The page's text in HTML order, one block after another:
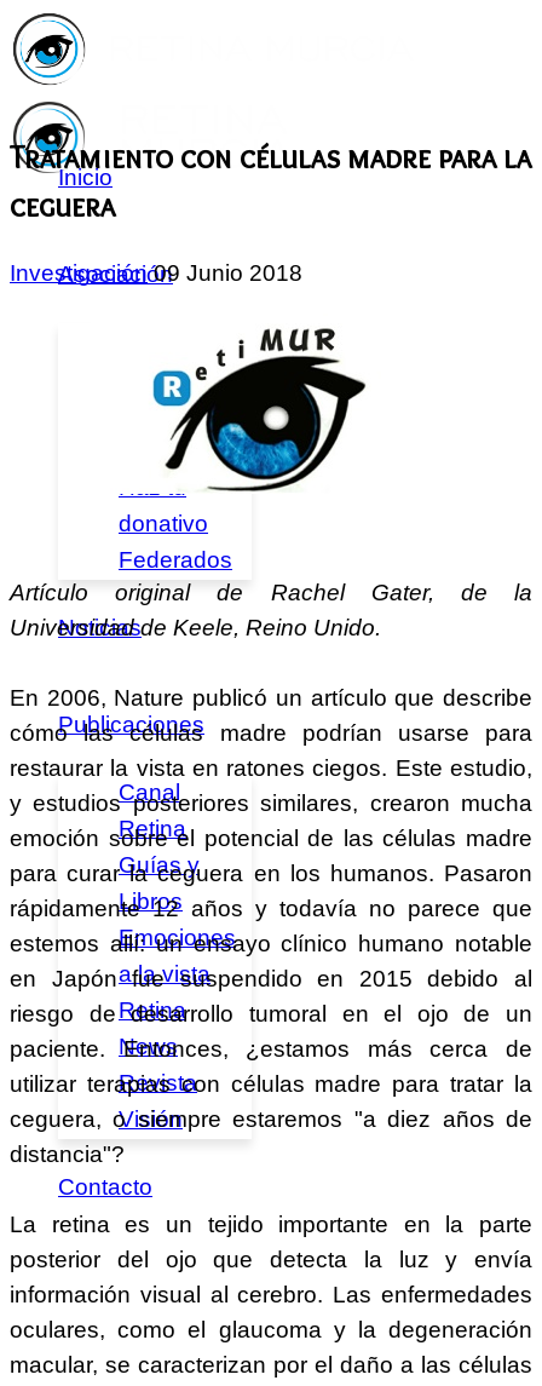
Inicio
Asociación
Somos
Servicios
Asóciate
donativo
Federados
Noticias
Publicaciones
Canal
Retina
Guías y
Libros
Emociones
a la vista
Retina
News
Revista
Visión
Contacto
Tratamiento con células madre para la
ceguera
Investigación 09 Junio 2018
Artículo original de Rachel Gater, de la
Universidad de Keele, Reino Unido.
En 2006, Nature publicó un artículo que describe
cómo las células madre podrían usarse para
restaurar la vista en ratones ciegos. Este estudio,
y estudios posteriores similares, crearon mucha
emoción sobre el potencial de las células madre
para curar la ceguera en los humanos. Pasaron
rápidamente 12 años y todavía no parece que
estemos allí: un ensayo clínico humano notable
en Japón fue suspendido en 2015 debido al
riesgo de desarrollo tumoral en el ojo de un
paciente. Entonces, ¿estamos más cerca de
utilizar terapias con células madre para tratar la
ceguera, o siempre estaremos "a diez años de
distancia"?
La retina es un tejido importante en la parte
posterior del ojo que detecta la luz y envía
información visual al cerebro. Las enfermedades
oculares, como el glaucoma y la degeneración
macular, se caracterizan por el daño a las células